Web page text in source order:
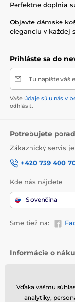
Perfektne doplnia
Objavte dámske
eleganciu v každej
Prihláste sa do
Tu napíšte váš
Vaše údaje sú u nás v
odhlásiť.
Potrebujete
Zákaznický servis
+420 739 400
Kde nás nájdete
Slovenčina
Sme tiež na:
Informácie o
Obchodné
Vrátenie tovaru a
Vďaka vášmu
analytiky,